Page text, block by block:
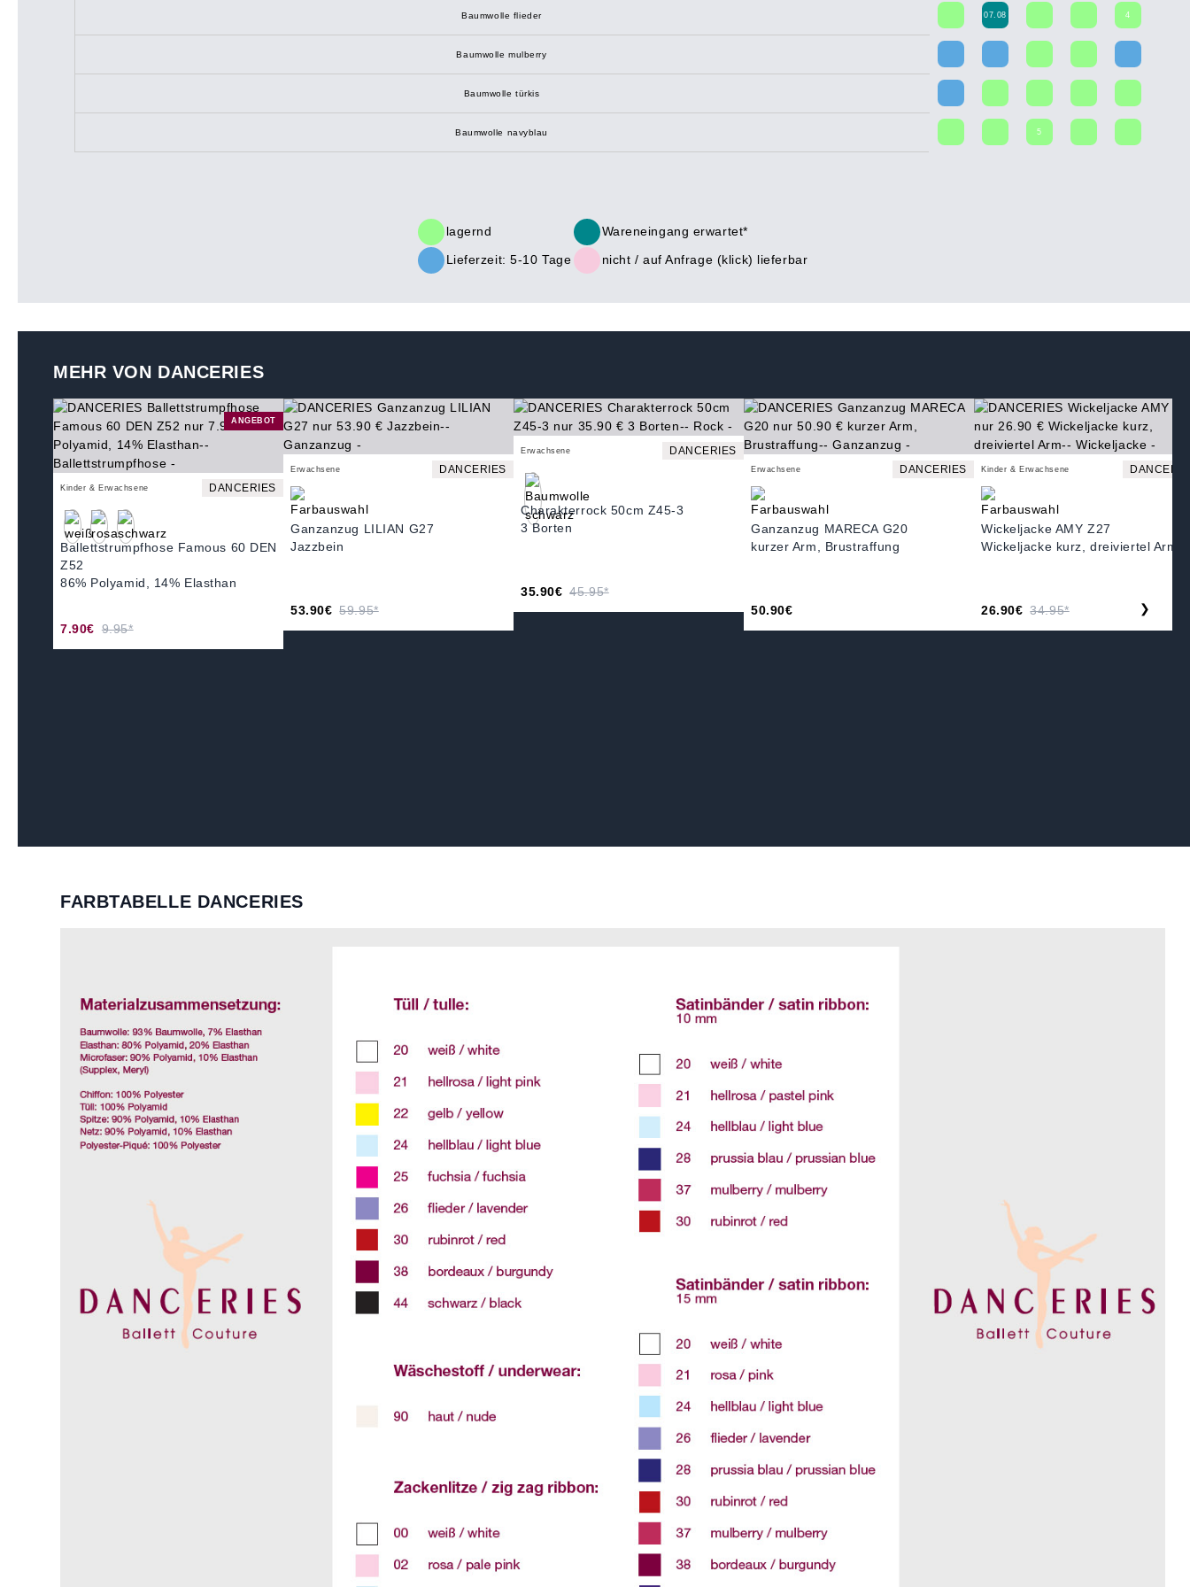
Baumwolle flieder 07.08 4
Baumwolle mulberry
Baumwolle türkis
Baumwolle navyblau 5
lagernd
Wareneingang erwartet*
Lieferzeit: 5-10 Tage
nicht / auf Anfrage (klick) lieferbar
MEHR VON DANCERIES
ANGEBOT
Kinder & Erwachsene DANCERIES
Ballettstrumpfhose Famous 60 DEN
Z52
86% Polyamid, 14% Elasthan
7.90€ 9.95*
Erwachsene DANCERIES
Ganzanzug LILIAN G27
Jazzbein
53.90€ 59.95*
Erwachsene DANCERIES
Charakterrock 50cm Z45-3
3 Borten
35.90€ 45.95*
Erwachsene DANCERIES
Ganzanzug MARECA G20
kurzer Arm, Brustraffung
50.90€
Kinder & Erwachsene
Wickeljacke AMY Z27
Wickeljacke kurz, dreiviertel Arm
26.90€ 34.95* ❯
FARBTABELLE DANCERIES